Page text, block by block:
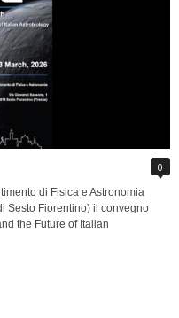
0
di Fisica e Astronomia
Sesto Fiorentino) il convegno
the Future of Italian